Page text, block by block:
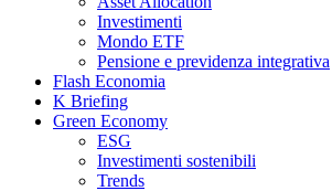
Investimenti
Mondo ETF
Pensione e previdenza integrativa
Flash Economia
K Briefing
Green Economy
ESG
Investimenti sostenibili
Trends